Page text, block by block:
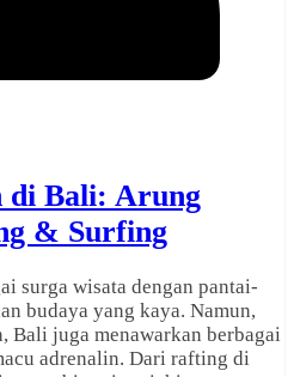
di Bali: Arung
& Surfing
surga wisata dengan pantai-
budaya yang kaya. Namun,
Bali juga menawarkan berbagai
adrenalin. Dari rafting di